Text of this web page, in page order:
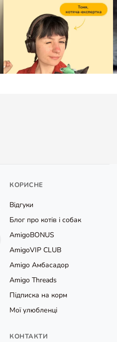
КОРИСНЕ
Відгуки
Блог про котів і собак
AmigoBONUS
AmigoVIP CLUB
Amigo Амбасадор
Amigo Threads
Підписка на корм
Мої улюбленці
КОНТАКТИ